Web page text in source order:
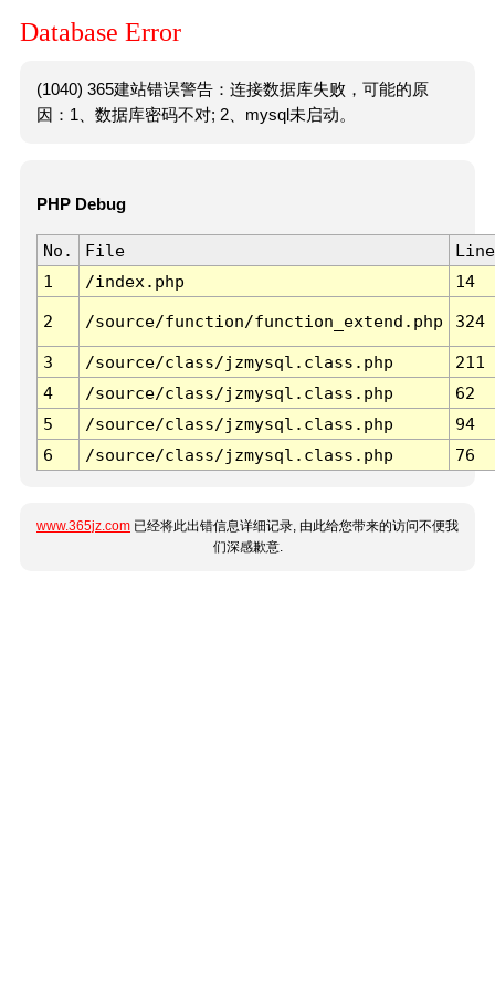
Database Error
(1040) 365建站错误警告：连接数据库失败，可能的原
因：1、数据库密码不对; 2、mysql未启动。
PHP Debug
No. File
Line
1
/index.php 14
2 /source/function/function_extend.php 324
3 /source/class/jzmysql.class.php
211
4
/source/class/jzmysql.class.php
62
5
/source/class/jzmysql.class.php
94
6
/source/class/jzmysql.class.php 76
www.365jz.com 已经将此出错信息详细记录, 由此给您带来的访问不便我
们深感歉意.